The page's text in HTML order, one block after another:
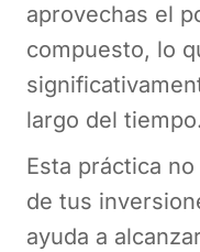
aprovechas el
compuesto, lo
largo del tiempo.
Esta práctica
de tus
ayuda a